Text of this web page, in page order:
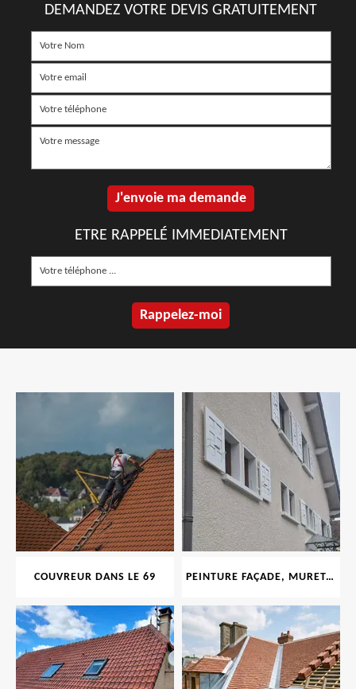
DEMANDEZ VOTRE DEVIS GRATUITEMENT
ETRE RAPPELÉ IMMEDIATEMENT
COUVREUR DANS LE 69 PEINTURE FAÇADE, MURET, TOITURE, BOISERIE, FERRONERIE, GOUTTIÈRE 69